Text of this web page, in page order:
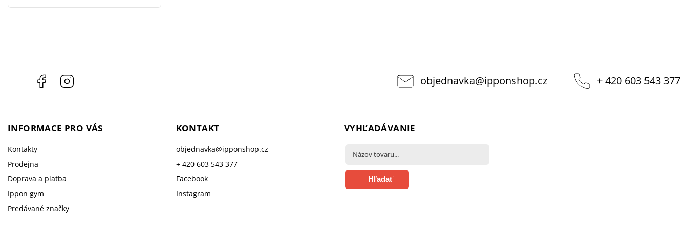
Facebook objednavka@ipponshop.cz + 420 603 543 377
INFORMACE PRO VÁS
Kontakty
Prodejna
Doprava a platba
Ippon gym
Predávané značky
KONTAKT
objednavka@ipponshop.cz
+ 420 603 543 377
Facebook
Instagram
VYHĽADÁVANIE
Hľadať